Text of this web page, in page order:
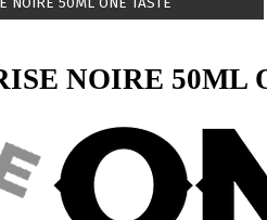
NOIRE 50ML